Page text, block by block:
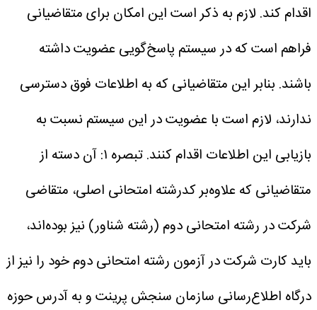
اقدام کند. لازم به ذکر است این امکان برای متقاضیانی
فراهم است که در سیستم پاسخ‌گویی عضویت داشته
باشند. بنابر این متقاضیانی که به اطلاعات فوق دسترسی
ندارند، لازم است با عضویت در این سیستم نسبت به
بازیابی این اطلاعات اقدام کنند.
تبصره ۱: آن دسته از
متقاضیانی که علاوه‌بر کدرشته امتحانی اصلی، متقاضی
شرکت در رشته امتحانی دوم (رشته‌ شناور) نیز بوده‌اند،
باید کارت شرکت در آزمون رشته امتحانی دوم خود را نیز از
درگاه اطلاع‌رسانی سازمان سنجش پرینت و به آدرس حوزه